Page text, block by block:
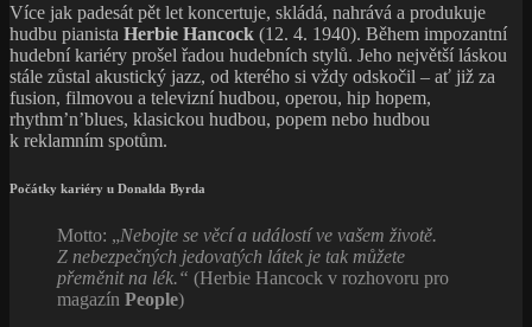
Více jak padesát pět let koncertuje, skládá, nahrává a produkuje
hudbu pianista Herbie Hancock (12. 4. 1940). Během impozantní
hudební kariéry prošel řadou hudebních stylů. Jeho největší láskou
stále zůstal akustický jazz, od kterého si vždy odskočil – ať již za
fusion, filmovou a televizní hudbou, operou, hip hopem,
rhythm’n’blues, klasickou hudbou, popem nebo hudbou
k reklamním spotům.
Počátky kariéry u Donalda Byrda
Motto: „Nebojte se věcí a událostí ve vašem životě.
Z nebezpečných jedovatých látek je tak můžete
přeměnit na lék.“ (Herbie Hancock v rozhovoru pro
magazín People)